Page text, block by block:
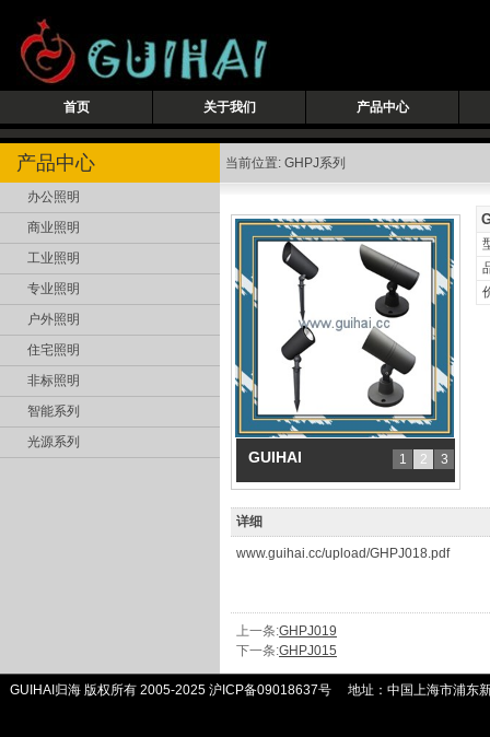
首页 关于我们 产品中心
当前位置: GHPJ系列
GUIHAI 1 2 3
详细
www.guihai.cc/upload/GHPJ018.pdf
上一条:GHPJ019
下一条:GHPJ015
产品中心
办公照明
商业照明
工业照明
专业照明
户外照明
住宅照明
非标照明
智能系列
光源系列
GUIHAI归海 版权所有 2005-2025 沪ICP备09018637号 地址：中国上海市浦东